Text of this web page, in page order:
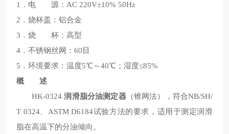
1．电 源：AC 220V±10% 50Hz
2．烧杯盖：铝合金
3．烧 杯：高型
4．不锈钢丝网：60目
5．环境要求：温度5℃～40℃；湿度≤85%
概 述
HK-0324润滑脂分油测定器（锥网法），符合NB/SH/
T 0324、ASTM D6184试验方法的要求，适用于测定润滑
脂在高温下的分油倾向。